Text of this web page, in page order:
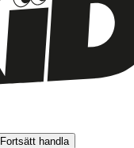
Fortsätt handla